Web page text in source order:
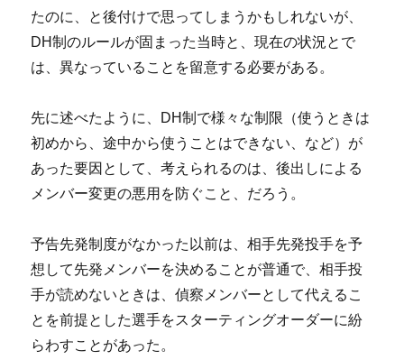
たのに、と後付けで思ってしまうかもしれないが、
DH制のルールが固まった当時と、現在の状況とで
は、異なっていることを留意する必要がある。
先に述べたように、DH制で様々な制限（使うときは
初めから、途中から使うことはできない、など）が
あった要因として、考えられるのは、後出しによる
メンバー変更の悪用を防ぐこと、だろう。
予告先発制度がなかった以前は、相手先発投手を予
想して先発メンバーを決めることが普通で、相手投
手が読めないときは、偵察メンバーとして代えるこ
とを前提とした選手をスターティングオーダーに紛
らわすことがあった。